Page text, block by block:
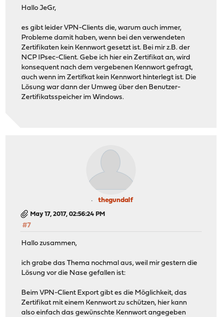
Hallo JeGr,
es gibt leider VPN-Clients die, warum auch immer,
Probleme damit haben, wenn bei den verwendeten
Zertifikaten kein Kennwort gesetzt ist. Bei mir z.B. der
NCP IPsec-Client. Gebe ich hier ein Zertifikat an, wird
konsequent nach dem vergebenen Kennwort gefragt,
auch wenn im Zertifkat kein Kennwort hinterlegt ist. Die
Lösung war dann der Umweg über den Benutzer-
Zertifikatsspeicher im Windows.
thegundalf
May 17, 2017, 02:56:24 PM
#7
Hallo zusammen,
ich grabe das Thema nochmal aus, weil mir gestern die
Lösung vor die Nase gefallen ist:
Beim VPN-Client Export gibt es die Möglichkeit, das
Zertifikat mit einem Kennwort zu schützen, hier kann
also einfach das gewünschte Kennwort angegeben